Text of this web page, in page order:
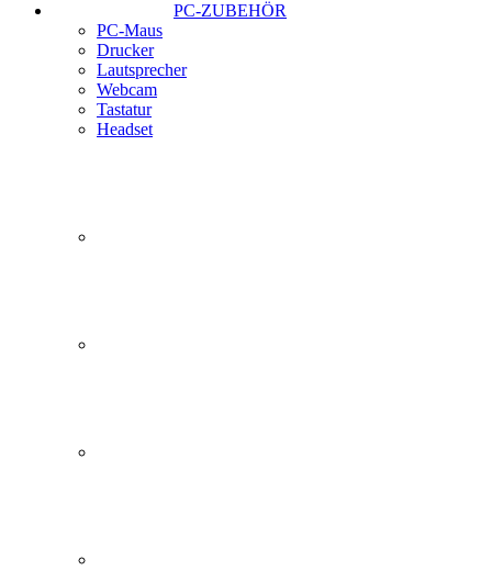
PC-ZUBEHÖR
PC-Maus
Drucker
Lautsprecher
Webcam
Tastatur
Headset